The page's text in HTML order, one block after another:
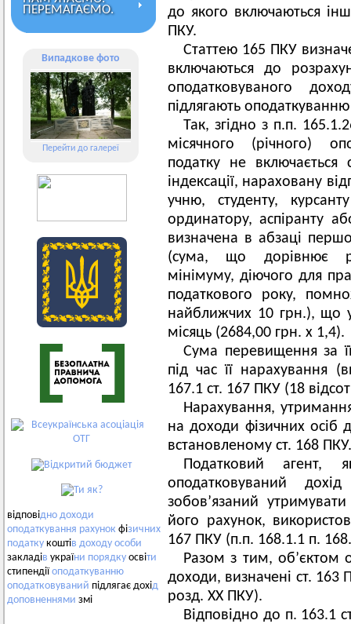
ПЕРЕМАГАЄМО.
Випадкове фото
Перейти до галереї
відповідно доходи
оподаткування рахунок фізичних
податку коштів доходу особи
закладів україни порядку освіти
стипендіїоподаткуванню
оподатковуваний підлягає дохід
доповненнями змі
до якого включаються
ПКУ.
Статтею 165 ПКУ
включаються до
оподатковуваного
підлягають
Так, згідно з п.п.
місячного (річного)
податку не включається
індексації, нараховану
учню, студенту,
ординатору, аспіранту
визначена в абзаці
(сума, що дорівнює
мінімуму, діючого для
податкового року,
найближчих 10 грн.), що
місяць (2684,00 грн. х 1,4).
Сума перевищення за
під час її нарахування
167.1 ст. 167 ПКУ (18
Нарахування,
на доходи фізичних осіб
встановленому ст. 168 ПКУ.
Податковий агент,
оподатковуваний
зобов’язаний
його рахунок,
167 ПКУ (п.п. 168.1.1 п.
Разом з тим, об’єктом
доходи, визначені ст.
розд. ХХ ПКУ).
Відповідно до п. 163.1